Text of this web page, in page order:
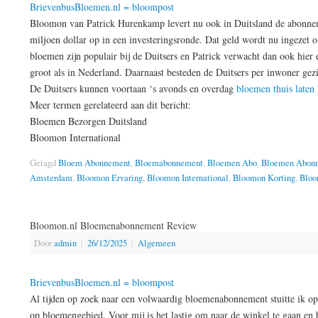
BrievenbusBloemen.nl = bloompost
Bloomon van Patrick Hurenkamp levert nu ook in Duitsland de
miljoen dollar op in een investeringsronde. Dat geld wordt nu ingezet
bloemen zijn populair bij de Duitsers en Patrick verwacht dan ook
groot als in Nederland. Daarnaast besteden de Duitsers per inwoner
De Duitsers kunnen voortaan ‘s avonds en overdag bloemen thuis laten
Meer termen gerelateerd aan dit bericht:
Bloemen Bezorgen Duitsland
Bloomon International
GetagdBloem Abonnement,Bloemabonnement,Bloemen Abo,Bloemen
Amsterdam,Bloomon Ervaring,Bloomon International,Bloomon Korting,
Bloomon.nl Bloemenabonnement Review
Dooradmin | 26/12/2025 | Algemeen
BrievenbusBloemen.nl = bloompost
Al tijden op zoek naar een volwaardig bloemenabonnement stuitte ik
op bloemengebied. Voor mij is het lastig om naar de winkel te gaan